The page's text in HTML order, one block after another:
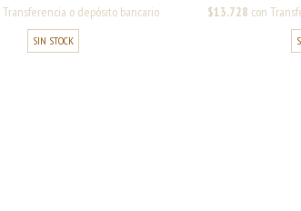
Transferencia o depósito bancario
SIN STOCK
$13.728 con